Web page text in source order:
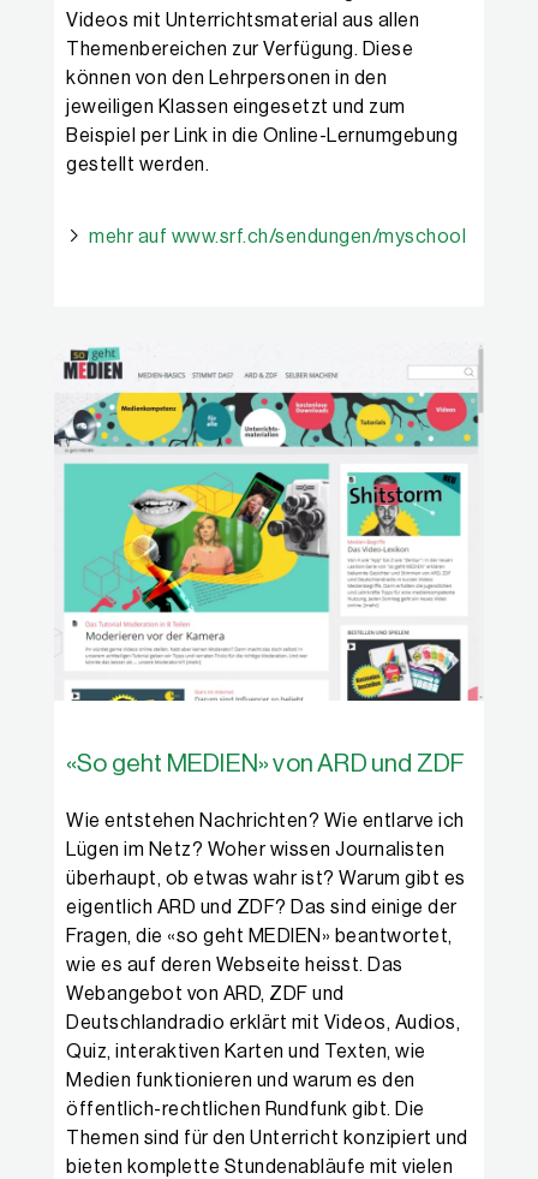
Videos mit Unterrichtsmaterial aus allen
Themenbereichen zur Verfügung. Diese
können von den Lehrpersonen in den
jeweiligen Klassen eingesetzt und zum
Beispiel per Link in die Online-Lernumgebung
gestellt werden.
mehr auf www.srf.ch/sendungen/myschool
«So geht MEDIEN» von ARD und ZDF
Wie entstehen Nachrichten? Wie entlarve ich
Lügen im Netz? Woher wissen Journalisten
überhaupt, ob etwas wahr ist? Warum gibt es
eigentlich ARD und ZDF? Das sind einige der
Fragen, die «so geht MEDIEN» beantwortet,
wie es auf deren Webseite heisst. Das
Webangebot von ARD, ZDF und
Deutschlandradio erklärt mit Videos, Audios,
Quiz, interaktiven Karten und Texten, wie
Medien funktionieren und warum es den
öffentlich-rechtlichen Rundfunk gibt. Die
Themen sind für den Unterricht konzipiert und
bieten komplette Stundenabläufe mit vielen